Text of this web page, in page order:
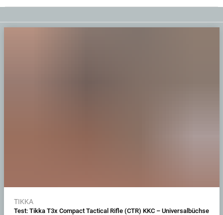
TIKKA
Test: Tikka T3x Compact Tactical Rifle (CTR) KKC – Universalbüchse